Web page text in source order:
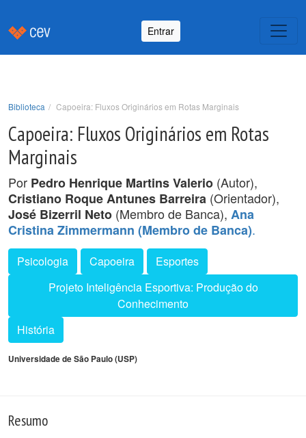
Entrar
Biblioteca Capoeira: Fluxos Originários em Rotas Marginais
Capoeira: Fluxos Originários em Rotas
Marginais
Por Pedro Henrique Martins Valerio (Autor),
Cristiano Roque Antunes Barreira (Orientador),
José Bizerril Neto (Membro de Banca), Ana
Cristina Zimmermann (Membro de Banca).
Psicologia Capoeira
Esportes
Projeto Inteligência Esportiva: Produção do
Conhecimento
História
Universidade de São Paulo (USP)
Resumo